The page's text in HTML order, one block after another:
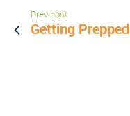
Prev post
Getting Prepped